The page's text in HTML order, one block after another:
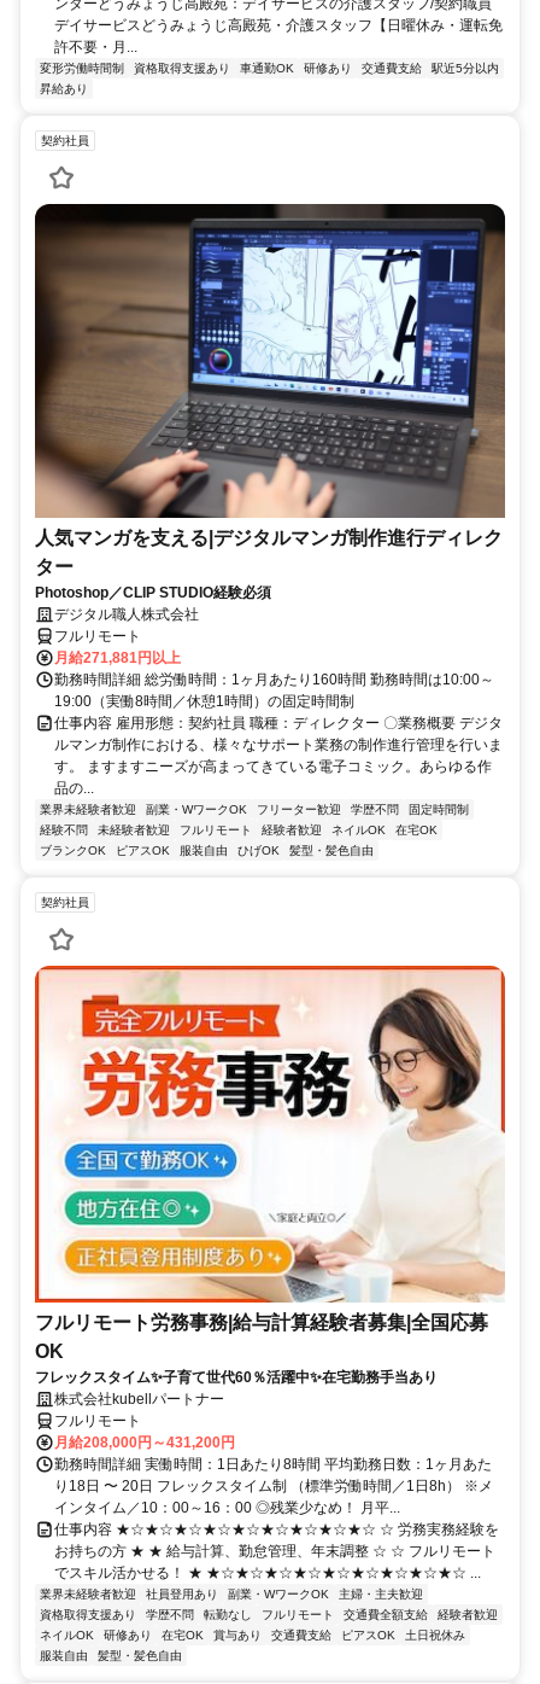
デイサービスどうみょうじ高殿苑・介護スタッフ【日曜休み・運転免
許不要・月...
変形労働時間制 資格取得支援あり 車通勤OK 研修あり 交通費支給
駅近5分以内
昇給あり
契約社員
人気マンガを支える|デジタルマンガ制作進行ディレク
ター
Photoshop／CLIP STUDIO経験必須
デジタル職人株式会社
フルリモート
月給271,881円以上
勤務時間詳細 総労働時間：1ヶ月あたり160時間 勤務時間は10:00～
19:00（実働8時間／休憩1時間）の固定時間制
仕事内容 雇用形態：契約社員 職種：ディレクター 〇業務概要 デジタ
ルマンガ制作における、様々なサポート業務の制作進行管理を行いま
す。 ますますニーズが高まってきている電子コミック。あらゆる作
品の...
業界未経験者歓迎 副業・WワークOK フリーター歓迎 学歴不問
固定時間制
経験不問
未経験者歓迎 フルリモート 経験者歓迎 ネイルOK
在宅OK
ブランクOK
ピアスOK 服装自由 ひげOK 髪型・髪色自由
契約社員
フルリモート労務事務|給与計算経験者募集|全国応募
OK
フレックスタイム✨子育て世代60％活躍中✨在宅勤務手当あり
株式会社kubellパートナー
フルリモート
月給208,000円～431,200円
勤務時間詳細 実働時間：1日あたり8時間 平均勤務日数：1ヶ月あた
り18日 〜 20日 フレックスタイム制 （標準労働時間／1日8h） ※メ
インタイム／10：00～16：00 ◎残業少なめ！ 月平...
仕事内容 ★☆★☆★☆★☆★☆★☆★☆★☆★☆ ☆ 労務実務経験を
お持ちの方 ★ ★ 給与計算、勤怠管理、年末調整 ☆ ☆ フルリモート
でスキル活かせる！ ★ ★☆★☆★☆★☆★☆★☆★☆★☆★☆ ...
業界未経験者歓迎 社員登用あり 副業・WワークOK
主婦・主夫歓迎
資格取得支援あり
学歴不問 転勤なし フルリモート 交通費全額支給
経験者歓迎
ネイルOK
研修あり 在宅OK 賞与あり 交通費支給 ピアスOK
土日祝休み
服装自由
髪型・髪色自由